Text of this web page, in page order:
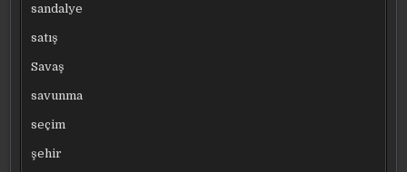
sandalye
satış
Savaş
savunma
seçim
şehir